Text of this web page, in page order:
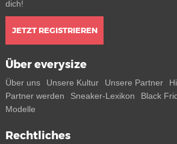
dich!
JETZT REGISTRIEREN
Über everysize
Über uns Unsere Kultur Unsere Partner
Partner werden
Sneaker-Lexikon Black
Modelle
Rechtliches